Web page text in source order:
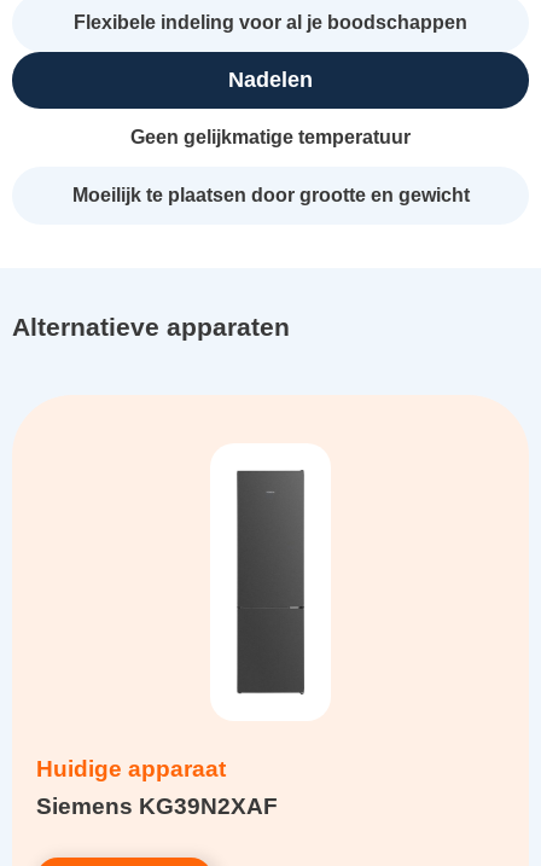
Flexibele indeling voor al je boodschappen
Nadelen
Geen gelijkmatige temperatuur
Moeilijk te plaatsen door grootte en gewicht
Alternatieve apparaten
Huidige apparaat
Siemens KG39N2XAF